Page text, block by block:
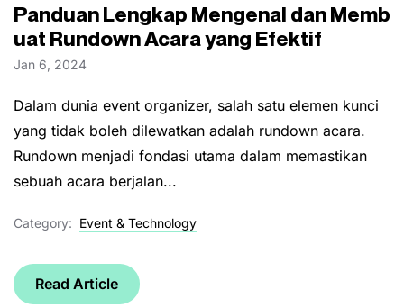
Panduan Lengkap Mengenal dan Memb
uat Rundown Acara yang Efektif
Jan 6, 2024
Dalam dunia event organizer, salah satu elemen kunci
yang tidak boleh dilewatkan adalah rundown acara.
Rundown menjadi fondasi utama dalam memastikan
sebuah acara berjalan...
Category: Event & Technology
Read Article